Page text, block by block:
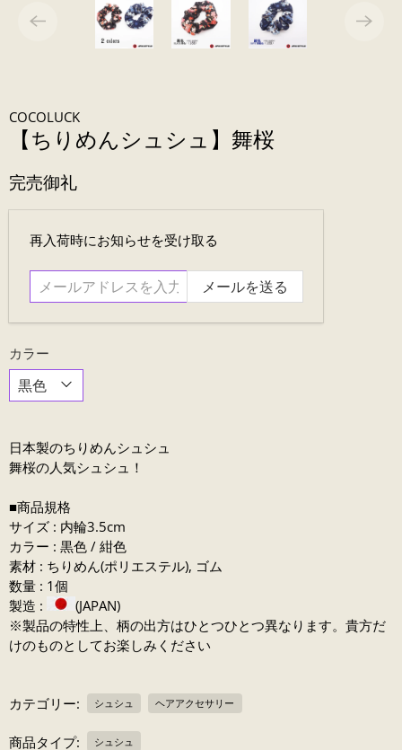
COCOLUCK
【ちりめんシュシュ】舞桜
完売御礼
メ
ア
ド
ス
を
入
再入荷時にお知らせを受け取る
カラー
日本製のちりめんシュシュ
舞桜の人気シュシュ！
■商品規格
サイズ : 内輪3.5cm
カラー : 黒色 / 紺色
素材 : ちりめん(ポリエステル), ゴム
数量 : 1個
製造 :
(JAPAN)
※製品の特性上、柄の出方はひとつひとつ異なります。貴方だ
けのものとしてお楽しみください
カテゴリー: シュシュ ヘアアクセサリー
商品タイプ: シュシュ